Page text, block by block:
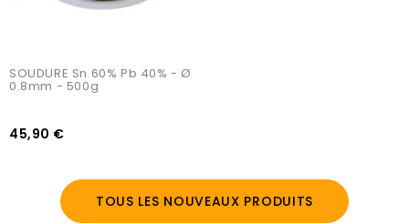
SOUDURE Sn 60% Pb 40% - Ø
0.8mm - 500g
45,90 €
TOUS LES NOUVEAUX PRODUITS